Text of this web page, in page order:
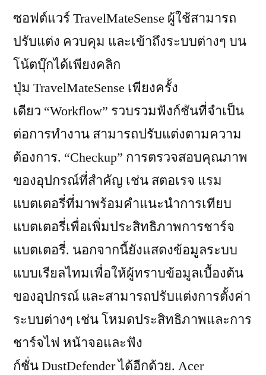
ซอฟต์แวร์ TravelMateSense ผู้ใช้สามารถ
ปรับแต่ง ควบคุม และเข้าถึงระบบต่างๆ บน
โน้ตบุ๊กได้เพียงคลิก
ปุ่ม TravelMateSense เพียงครั้ง
เดียว “Workflow” รวบรวมฟังก์ชันที่จำเป็น
ต่อการทำงาน สามารถปรับแต่งตามความ
ต้องการ. “Checkup” การตรวจสอบคุณภาพ
ของอุปกรณ์ที่สำคัญ เช่น สตอเรจ แรม
แบตเตอรี่ที่มาพร้อมคำแนะนำการเทียบ
แบตเตอรี่เพื่อเพิ่มประสิทธิภาพการชาร์จ
แบตเตอรี่. นอกจากนี้ยังแสดงข้อมูลระบบ
แบบเรียลไทมเพื่อให้ผู้ทราบข้อมูลเบื้องต้น
ของอุปกรณ์ และสามารถปรับแต่งการตั้งค่า
ระบบต่างๆ เช่น โหมดประสิทธิภาพและการ
ชาร์จไฟ หน้าจอและฟัง
ก์ชั่น DustDefender ได้อีกด้วย. Acer